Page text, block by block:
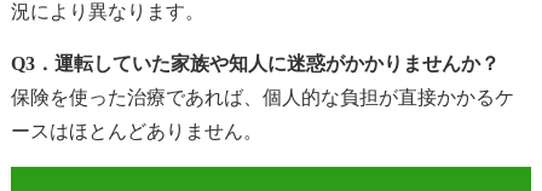
況により異なります。
Q3．運転していた家族や知人に迷惑がかかりませんか？
保険を使った治療であれば、個人的な負担が直接かかるケ
ースはほとんどありません。